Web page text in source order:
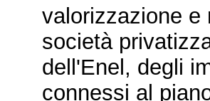
valorizzazione e
società
dell'Enel, degli
connessi al